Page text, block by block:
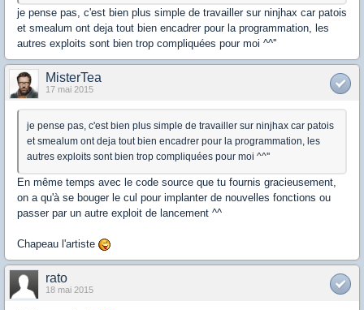
je pense pas, c'est bien plus simple de travailler sur ninjhax car patois
et smealum ont deja tout bien encadrer pour la programmation, les
autres exploits sont bien trop compliquées pour moi ^^''
MisterTea
17 mai 2015
je pense pas, c'est bien plus simple de travailler sur ninjhax car patois
et smealum ont deja tout bien encadrer pour la programmation, les
autres exploits sont bien trop compliquées pour moi ^^''
En même temps avec le code source que tu fournis gracieusement,
on a qu'à se bouger le cul pour implanter de nouvelles fonctions ou
passer par un autre exploit de lancement ^^
Chapeau l'artiste
rato
18 mai 2015